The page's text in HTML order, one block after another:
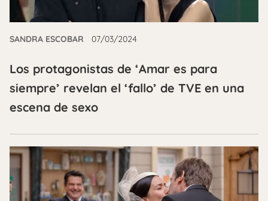
SANDRA ESCOBAR 07/03/2024
Los protagonistas de ‘Amar es para
siempre’ revelan el ‘fallo’ de TVE en una
escena de sexo